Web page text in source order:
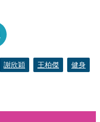
謝欣穎 王柏傑
健身